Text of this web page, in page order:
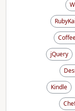
jQuery
Kindle